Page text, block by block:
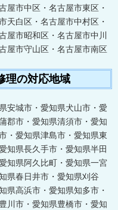
屋市中区・名古屋市東区・
天白区・名古屋市中村区・
屋市昭和区・名古屋市中川
屋市守山区・名古屋市南区
理の対応地域
安城市・愛知県犬山市・愛
郡市・愛知県清須市・愛知
・愛知県津島市・愛知県東
知県長久手市・愛知県半田
知県阿久比町・愛知県一宮
県春日井市・愛知県刈谷
県高浜市・愛知県知多市・
川市・愛知県豊橋市・愛知